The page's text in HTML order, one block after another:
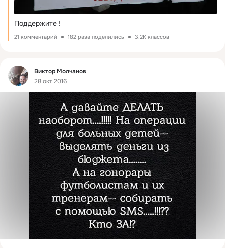
Поддержите !
21 комментарий 182 раза поделились 3.2K классов
Фид
Виктор Молчанов
28 окт 2016